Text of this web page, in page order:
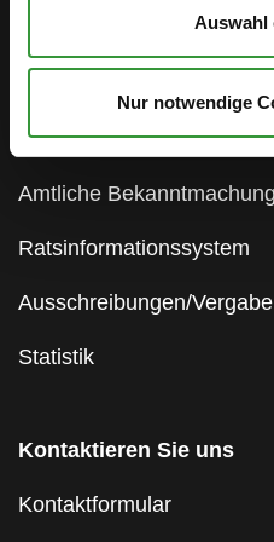
Auswahl
Nur notwendige
Presse & Medien
Amtliche
Ratsinformationssystem
Ausschreibungen/Vergabe
Statistik
Kontaktieren Sie uns
Kontaktformular